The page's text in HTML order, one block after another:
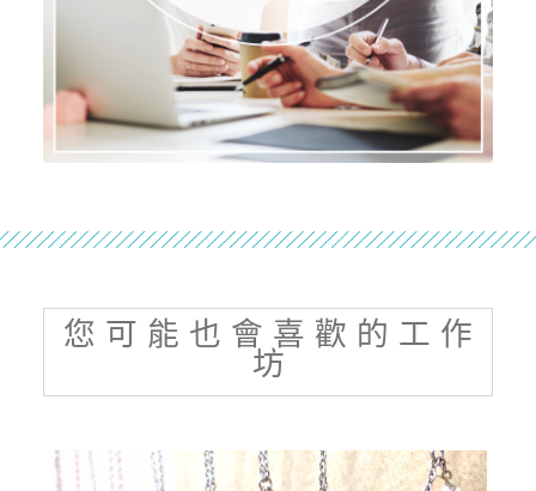
您 可 能 也 會 喜 歡 的 工 作
坊